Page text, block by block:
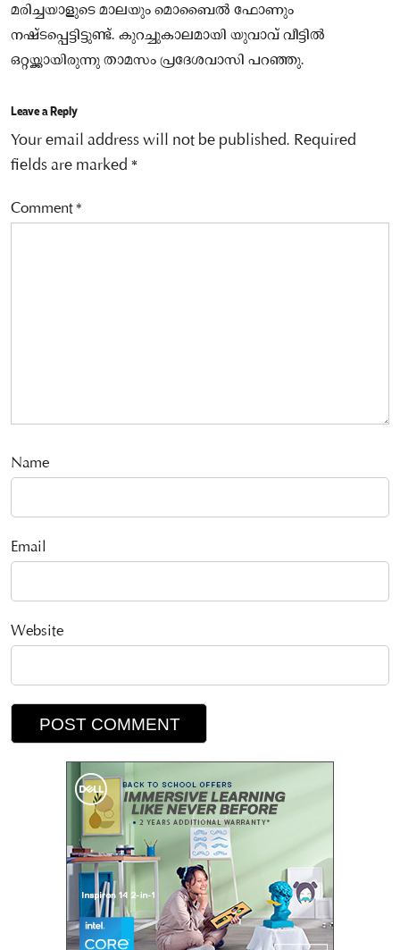
മരിച്ചയാളുടെ മാലയും മൊബൈൽ ഫോണും
നഷ്ടപ്പെട്ടിട്ടുണ്ട്. കുറച്ചുകാലമായി യുവാവ് വീട്ടിൽ
ഒറ്റയ്ക്കായിരുന്നു താമസം പ്രദേശവാസി പറഞ്ഞു.
Leave a Reply
Your email address will not be published. Required
fields are marked *
Comment*
Name
Email
Website